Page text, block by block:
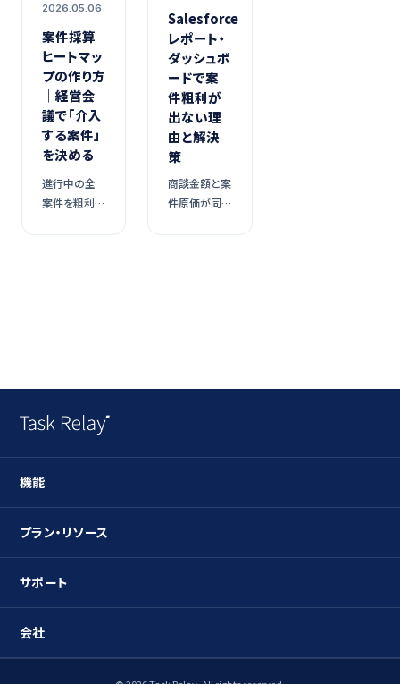
2026.05.06
案件採算
ヒートマッ
プの作り方
｜経営会
議で「介入
する案件」
を決める
進行中の全
案件を粗利率
Salesforce
レポート・
ダッシュボ
ードで案
件粗利が
出ない理
由と解決
策
商談金額と案
件原価が同じ
機能
ガントチャート
タスク管理
工数管理
プラン・リソース
プラン
ユースケース
サポート
導入検討のお問合せ
導入中のお問合せ
会社